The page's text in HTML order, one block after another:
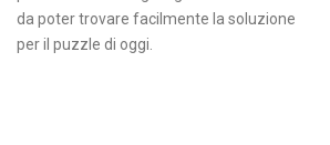
da poter trovare facilmente la soluzione
per il puzzle di oggi.